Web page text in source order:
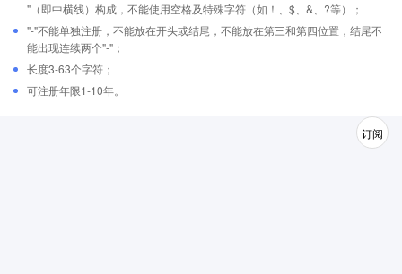
"（即中横线）构成，不能使用空格及特殊字符（如！、$、&、?等）；
"-"不能单独注册，不能放在开头或结尾，不能放在第三和第四位置，结尾不
能出现连续两个"-"；
长度3-63个字符；
可注册年限1-10年。
订阅